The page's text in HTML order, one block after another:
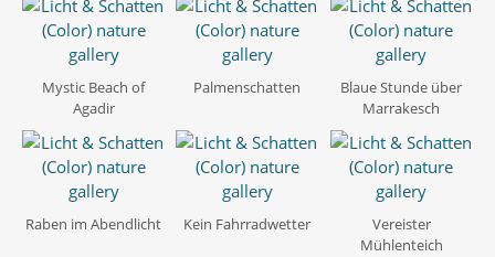
Mystic Beach of
Agadir
Palmenschatten
Blaue Stunde über
Marrakesch
Raben im Abendlicht Kein Fahrradwetter
Vereister
Mühlenteich